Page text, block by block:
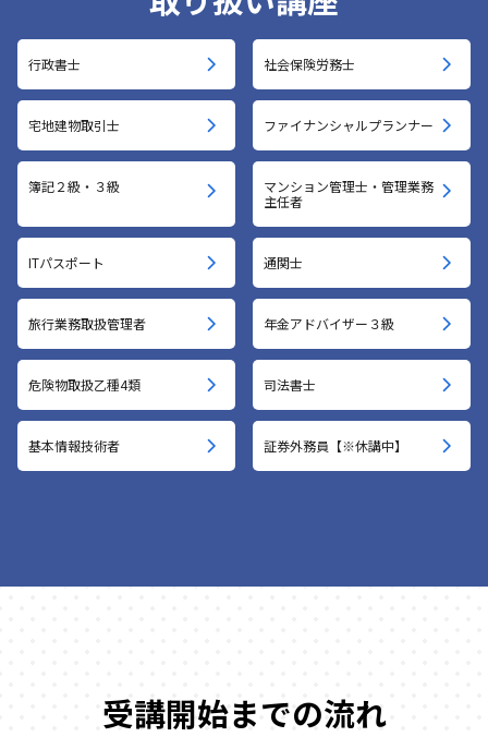
行政書士 社会保険労務士
宅地建物取引士 ファイナンシャルプランナー
簿記２級・３級
マンション管理士・管理業務
主任者
ITパスポート 通関士
旅行業務取扱管理者 年金アドバイザー３級
危険物取扱乙種4類 司法書士
基本情報技術者 証券外務員【※休講中】
受講開始までの流れ